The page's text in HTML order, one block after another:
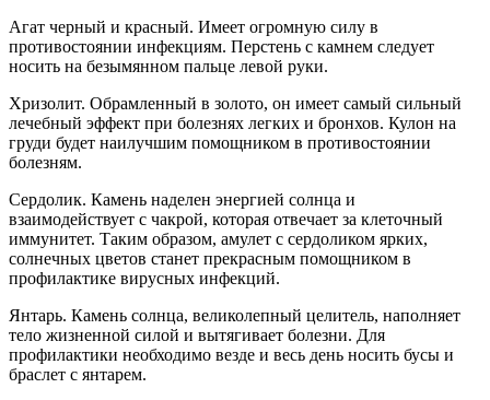
Агат черный и красный. Имеет огромную силу в
противостоянии инфекциям. Перстень с камнем следует
носить на безымянном пальце левой руки.
Хризолит. Обрамленный в золото, он имеет самый сильный
лечебный эффект при болезнях легких и бронхов. Кулон на
груди будет наилучшим помощником в противостоянии
болезням.
Сердолик. Камень наделен энергией солнца и
взаимодействует с чакрой, которая отвечает за клеточный
иммунитет. Таким образом, амулет с сердоликом ярких,
солнечных цветов станет прекрасным помощником в
профилактике вирусных инфекций.
Янтарь. Камень солнца, великолепный целитель, наполняет
тело жизненной силой и вытягивает болезни. Для
профилактики необходимо везде и весь день носить бусы и
браслет с янтарем.